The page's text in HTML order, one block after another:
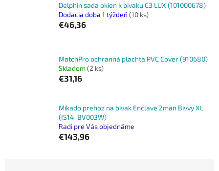
Delphin sada okien k bivaku C3 LUX (101000678)
Dodacia doba 1 týždeň (10 ks)
€46,36
MatchPro ochranná plachta PVC Cover (910680)
Skladom(2 ks)
€31,16
Mikado prehoz na bivak Enclave 2man Bivvy XL
(IS14-BV003W)
Radi pre Vás objednáme
€143,96